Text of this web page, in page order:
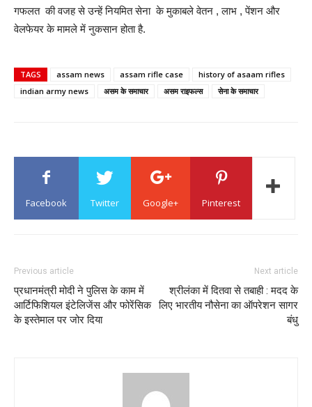
गफलत की वजह से उन्हें नियमित सेना के मुकाबले वेतन , लाभ , पेंशन और
वेलफेयर के मामले में नुकसान होता है.
TAGS assam news assam rifle case
history of asaam rifles
indian army news
असम के समाचार असम राइफल्स सेना के समाचार
Facebook Twitter Google+ Pinterest
Previous article
प्रधानमंत्री मोदी ने पुलिस के काम में
आर्टिफिशियल इंटेलिजेंस और फोरेंसिक
के इस्तेमाल पर जोर दिया
Next article
श्रीलंका में दितवा से तबाही : मदद के
लिए भारतीय नौसेना का ऑपरेशन सागर
बंधु